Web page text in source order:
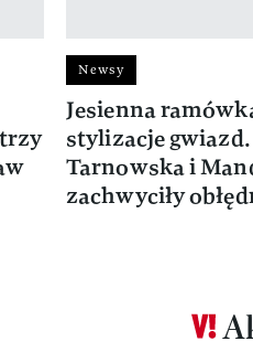
Newsy
Jesienna
stylizacje
Tarnowska i
zachwyciły